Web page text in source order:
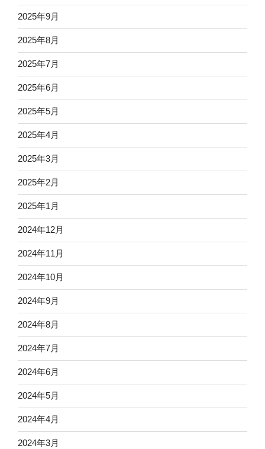
2025年9月
2025年8月
2025年7月
2025年6月
2025年5月
2025年4月
2025年3月
2025年2月
2025年1月
2024年12月
2024年11月
2024年10月
2024年9月
2024年8月
2024年7月
2024年6月
2024年5月
2024年4月
2024年3月